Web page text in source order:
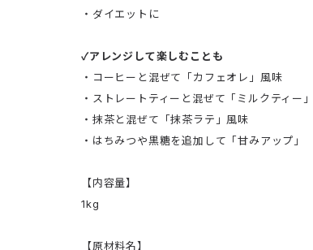
・ダイエットに
✓アレンジして楽しむことも
・コーヒーと混ぜて「カフェオレ」風味
・ストレートティーと混ぜて「ミルクティー
・抹茶と混ぜて「抹茶ラテ」風味
・はちみつや黒糖を追加して「甘みアップ」
【内容量】
1kg
【原材料名】